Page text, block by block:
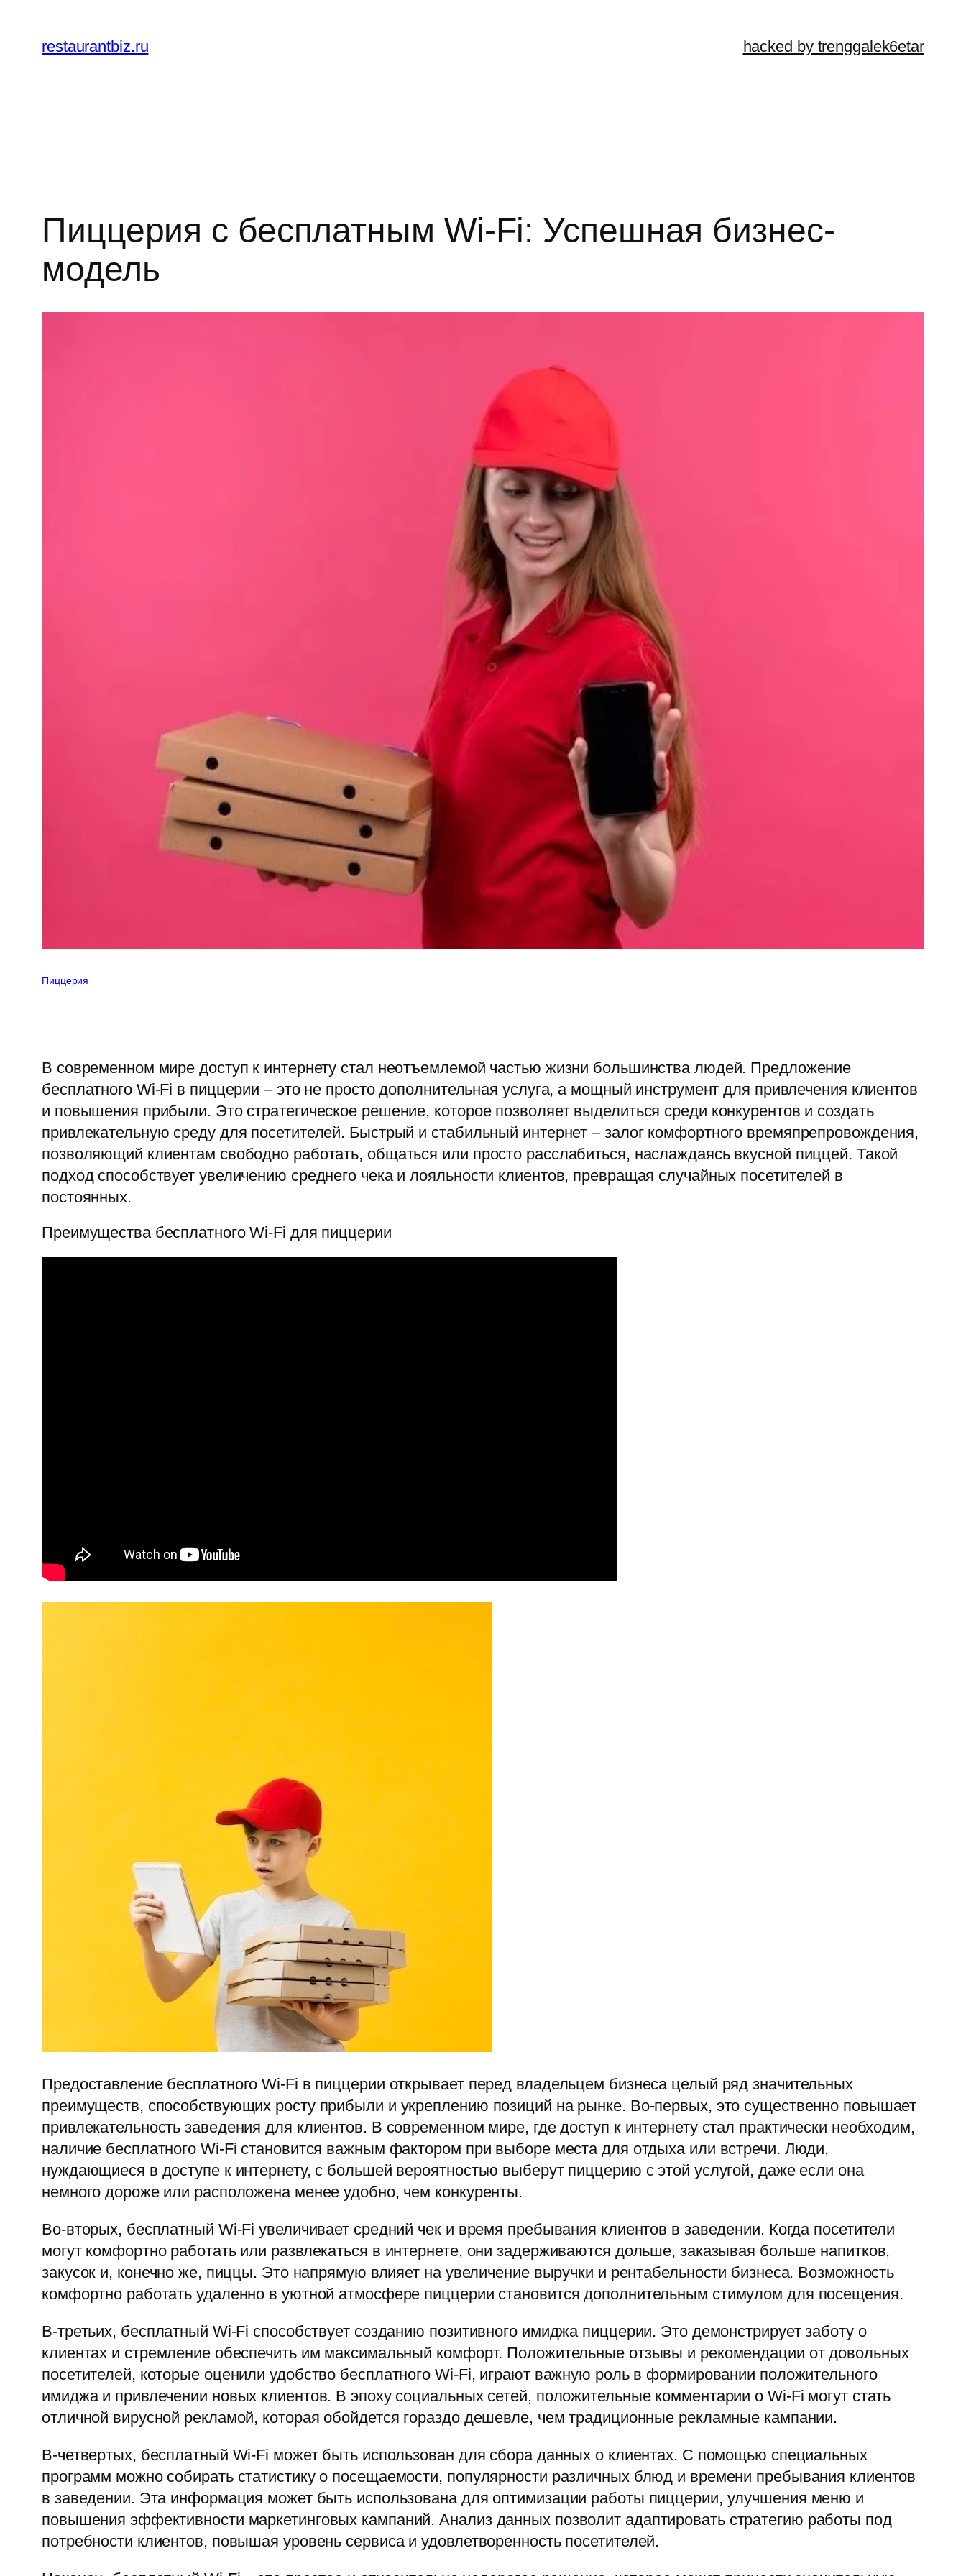
содержимому
restaurantbiz.ru hacked by trenggalek6etar
Пиццерия с бесплатным Wi-Fi: Успешная бизнес-
модель
Пиццерия
В современном мире доступ к интернету стал неотъемлемой частью жизни большинства людей. Предложение
бесплатного Wi-Fi в пиццерии – это не просто дополнительная услуга, а мощный инструмент для привлечения клиентов
и повышения прибыли. Это стратегическое решение, которое позволяет выделиться среди конкурентов и создать
привлекательную среду для посетителей. Быстрый и стабильный интернет – залог комфортного времяпрепровождения,
позволяющий клиентам свободно работать, общаться или просто расслабиться, наслаждаясь вкусной пиццей. Такой
подход способствует увеличению среднего чека и лояльности клиентов, превращая случайных посетителей в
постоянных.
Преимущества бесплатного Wi-Fi для пиццерии
Предоставление бесплатного Wi-Fi в пиццерии открывает перед владельцем бизнеса целый ряд значительных
преимуществ, способствующих росту прибыли и укреплению позиций на рынке. Во-первых, это существенно повышает
привлекательность заведения для клиентов. В современном мире, где доступ к интернету стал практически необходим,
наличие бесплатного Wi-Fi становится важным фактором при выборе места для отдыха или встречи. Люди,
нуждающиеся в доступе к интернету, с большей вероятностью выберут пиццерию с этой услугой, даже если она
немного дороже или расположена менее удобно, чем конкуренты.
Во-вторых, бесплатный Wi-Fi увеличивает средний чек и время пребывания клиентов в заведении. Когда посетители
могут комфортно работать или развлекаться в интернете, они задерживаются дольше, заказывая больше напитков,
закусок и, конечно же, пиццы. Это напрямую влияет на увеличение выручки и рентабельности бизнеса. Возможность
комфортно работать удаленно в уютной атмосфере пиццерии становится дополнительным стимулом для посещения.
В-третьих, бесплатный Wi-Fi способствует созданию позитивного имиджа пиццерии. Это демонстрирует заботу о
клиентах и стремление обеспечить им максимальный комфорт. Положительные отзывы и рекомендации от довольных
посетителей, которые оценили удобство бесплатного Wi-Fi, играют важную роль в формировании положительного
имиджа и привлечении новых клиентов. В эпоху социальных сетей, положительные комментарии о Wi-Fi могут стать
отличной вирусной рекламой, которая обойдется гораздо дешевле, чем традиционные рекламные кампании.
В-четвертых, бесплатный Wi-Fi может быть использован для сбора данных о клиентах. С помощью специальных
программ можно собирать статистику о посещаемости, популярности различных блюд и времени пребывания клиентов
в заведении. Эта информация может быть использована для оптимизации работы пиццерии, улучшения меню и
повышения эффективности маркетинговых кампаний. Анализ данных позволит адаптировать стратегию работы под
потребности клиентов, повышая уровень сервиса и удовлетворенность посетителей.